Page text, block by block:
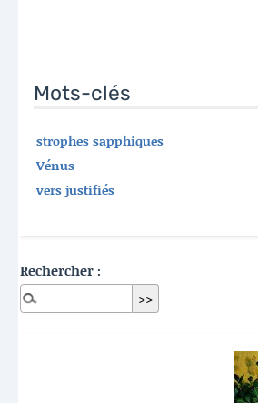
Mots-clés
strophes sapphiques
Vénus
vers justifiés
Rechercher :
Dernières publications